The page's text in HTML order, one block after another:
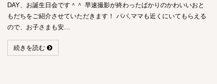
DAY、お誕生日会です＾＾ 早速撮影が終わったばかりのかわいいおと
もだちをご紹介させていただきます！ パパ,ママも近くにいてもらえる
ので、お子さまも安…
続きを読む